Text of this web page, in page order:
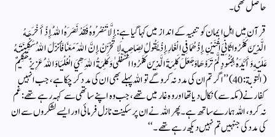
حاصل تھی۔
قرآن میں اہلِ ایمان کو تنبیہ کے انداز میں کہا گیا ہے:إِلَّا تَنصُرُوهُ فَقَدْ نَصَرَهُ اللَهُ إِذْ أَخْرَجَهُ
الَّذِينَ كَفَرُوا ثَانِيَ اثْنَيْنِ إِذْ هُمَا فِي الْغَارِ إِذْ يَقُولُ لِصَاحِبِهِ لَا تَحْزَنْ إِنَّ اللَهَ مَعَنَا فَأَنزَلَ اللَهُ سَكِينَتَهُ
عَلَيْهِ وَأَيَّدَهُ بِجُنُودٍ لَّمْ تَرَوْهَا وَجَعَلَ كَلِمَةَ الَّذِينَ كَفَرُوا السُّفْلَىٰ وَكَلِمَةُ اللَهِ هِيَ الْعُلْيَا وَاللَهُ عَزِيزٌ حَكِيمٌ
(التوبة: 40)’’اگر تم ان کی مدد نہ کرو گے تو اللہ پہلے بھی ان کی مدد کر چکا ہے، جب انہیں
کفار نے (مکہ سے) نکال دیا تھا اور وہ غار میں تھے، جب وہ اپنے ساتھی سے کہہ رہے تھے: غم
نہ کرو، اللہ ہمارے ساتھ ہے۔ پھر اللہ نے ان پر سکینت نازل فرمائی اور ایسے لشکروں سے ان
کی مدد کی جنہیں تم نہیں دیکھ رہے تھے۔‘‘